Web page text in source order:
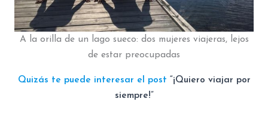
A la orilla de un lago sueco: dos mujeres viajeras, lejos
de estar preocupadas
Quizás te puede interesar el post “¡Quiero viajar por
siempre!”